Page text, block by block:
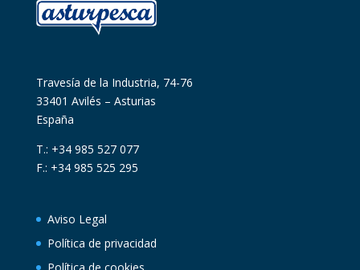
Travesía de la Industria, 74-76
33401 Avilés – Asturias
España
T.: +34 985 527 077
F.: +34 985 525 295
Aviso Legal
Política de privacidad